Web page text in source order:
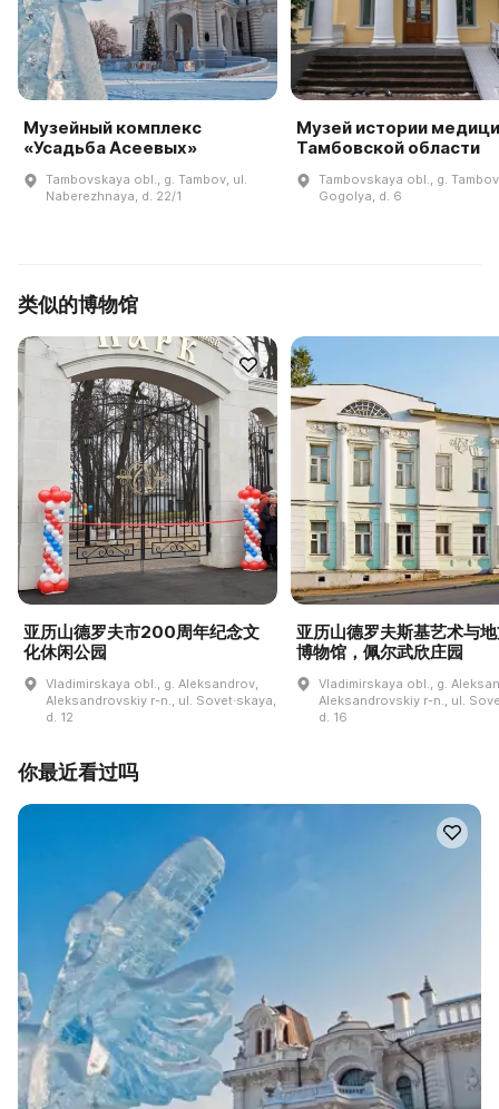
Музейный комплекс
«Усадьба Асеевых»
Tambovskaya obl., g. Tambov, ul.
Naberezhnaya, d. 22/1
Музей истории
Тамбовской области
Tambovskaya obl., g.
Gogolya, d. 6
类似的博物馆
亚历山德罗夫市200周年纪念文
化休闲公园
Vladimirskaya obl., g. Aleksandrov,
Aleksandrovskiy r-n., ul. Sovet·skaya,
d. 12
亚历山德罗夫斯基艺术与
博物馆，佩尔武欣庄园
Vladimirskaya obl., g.
Aleksandrovskiy r-n., ul.
d. 16
你最近看过吗